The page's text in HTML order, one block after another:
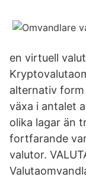
en virtuell
alternativ
växa i antalet
olika lagar än
fortfarande
valutor.